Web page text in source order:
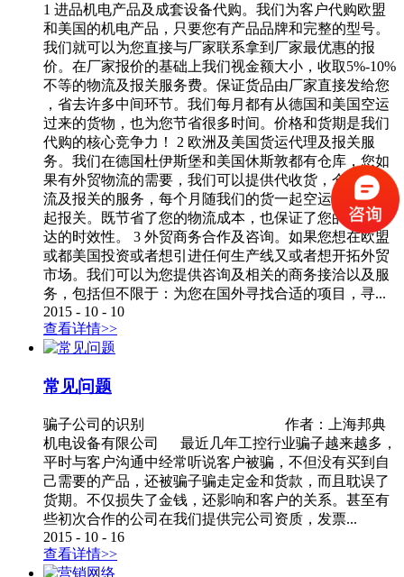
1 进品机电产品及成套设备代购。我们为客户代购欧盟
和美国的机电产品，只要您有产品品牌和完整的型号。
我们就可以为您直接与厂家联系拿到厂家最优惠的报
价。在厂家报价的基础上我们视金额大小，收取5%-10%
不等的物流及报关服务费。保证货品由厂家直接发给您
，省去许多中间环节。我们每月都有从德国和美国空运
过来的货物，也为您节省很多时间。价格和货期是我们
代购的核心竞争力！ 2 欧洲及美国货运代理及报关服
务。我们在德国杜伊斯堡和美国休斯敦都有仓库，您如
果有外贸物流的需要，我们可以提供代收货，仓储，物
流及报关的服务，每个月随我们的货一起空运到国内一
起报关。既节省了您的物流成本，也保证了您的货物送
达的时效性。 3 外贸商务合作及咨询。如果您想在欧盟
或都美国投资或者想引进任何生产线又或者想开拓外贸
市场。我们可以为您提供咨询及相关的商务接洽以及服
务，包括但不限于：为您在国外寻找合适的项目，寻...
2015 - 10 - 10
查看详情>>
常见问题
骗子公司的识别 作者：上海邦典
机电设备有限公司 最近几年工控行业骗子越来越多，
平时与客户沟通中经常听说客户被骗，不但没有买到自
己需要的产品，还被骗子骗走定金和货款，而且耽误了
货期。不仅损失了金钱，还影响和客户的关系。甚至有
些初次合作的公司在我们提供完公司资质，发票...
2015 - 10 - 16
查看详情>>